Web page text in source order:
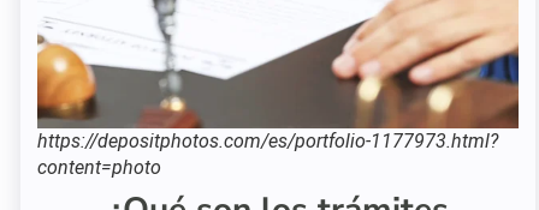
https://depositphotos.com/es/portfolio-1177973.html?
content=photo